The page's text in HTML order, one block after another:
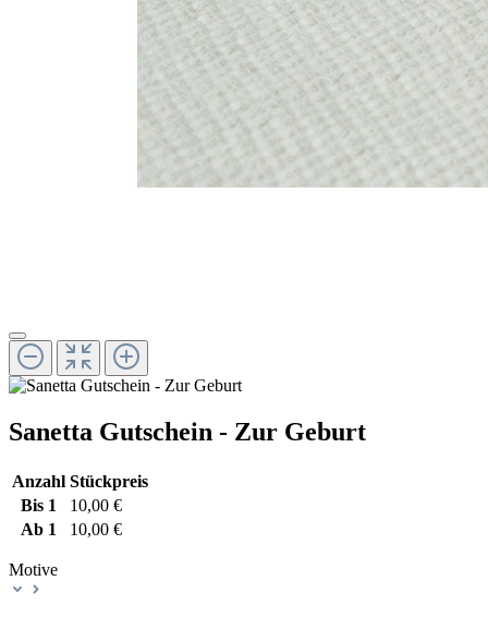
Sanetta Gutschein - Zur Geburt
Anzahl Stückpreis
Bis 1
10,00 €
Ab 1 10,00 €
Motive